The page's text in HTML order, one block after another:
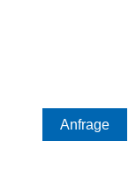
Anfrage